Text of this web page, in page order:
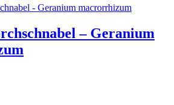
– Geranium